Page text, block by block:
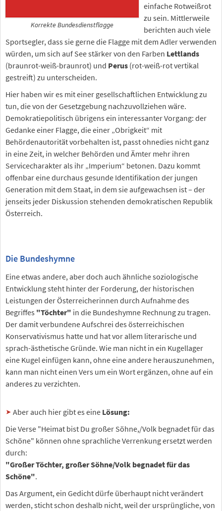
Korrekte Bundesdienstflagge
einfache Rotweißrot
zu sein. Mittlerweile
berichten auch viele
Sportsegler, dass sie gerne die Flagge mit dem Adler verwenden
würden, um sich auf See stärker von den Farben Lettlands
(braunrot-weiß-braunrot) und Perus (rot-weiß-rot vertikal
gestreift) zu unterscheiden.
Hier haben wir es mit einer gesellschaftlichen Entwicklung zu
tun, die von der Gesetzgebung nachzuvollziehen wäre.
Demokratiepolitisch übrigens ein interessanter Vorgang: der
Gedanke einer Flagge, die einer „Obrigkeit“ mit
Behördenautorität vorbehalten ist, passt ohnedies nicht ganz
in eine Zeit, in welcher Behörden und Ämter mehr ihren
Servicecharakter als ihr „Imperium“ betonen. Dazu kommt
offenbar eine durchaus gesunde Identifikation der jungen
Generation mit dem Staat, in dem sie aufgewachsen ist – der
jenseits jeder Diskussion stehenden demokratischen Republik
Österreich.
Die Bundeshymne
Eine etwas andere, aber doch auch ähnliche soziologische
Entwicklung steht hinter der Forderung, der historischen
Leistungen der Österreicherinnen durch Aufnahme des
Begriffes "Töchter" in die Bundeshymne Rechnung zu tragen.
Der damit verbundene Aufschrei des österreichischen
Konservativismus hatte und hat vor allem literarische und
sprach-ästhetische Gründe. Wie man nicht in ein Kugellager
eine Kugel einfügen kann, ohne eine andere herauszunehmen,
kann man nicht einen Vers um ein Wort ergänzen, ohne auf ein
anderes zu verzichten.
Aber auch hier gibt es eine Lösung:
Die Verse "Heimat bist Du großer Söhne,/Volk begnadet für das
Schöne" können ohne sprachliche Verrenkung ersetzt werden
durch:
"Großer Töchter, großer Söhne/Volk begnadet für das
Schöne".
Das Argument, ein Gedicht dürfe überhaupt nicht verändert
werden, sticht schon deshalb nicht, weil der ursprüngliche, von